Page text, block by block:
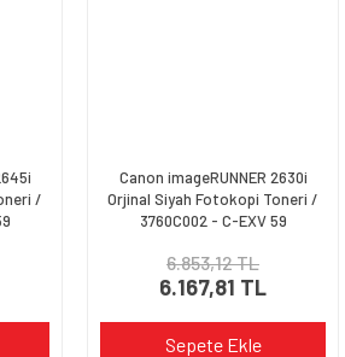
/
Canon imageRUNNER 2630i
Orjinal Siyah Fotokopi Toneri /
3760C002 - C-EXV 59
6.853,12 TL
6.167,81 TL
Sepete Ekle